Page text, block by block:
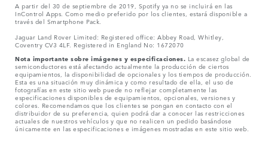
A partir del 30 de septiembre de 2019, Spotify ya no se incluirá en las
InControl Apps. Como medio preferido por los clientes, estará disponible a
través del Smartphone Pack.
Jaguar Land Rover Limited: Registered office: Abbey Road, Whitley,
Coventry CV3 4LF. Registered in England No: 1672070
Nota importante sobre imágenes y especificaciones. La escasez global de
semiconductores está afectando actualmente la producción de ciertos
equipamientos, la disponibilidad de opcionales y los tiempos de producción.
Esta es una situación muy dinámica y como resultado de ella, el uso de
fotografías en este sitio web puede no reflejar completamente las
especificaciones disponibles de equipamientos, opcionales, versiones y
colores. Recomendamos que los clientes se pongan en contacto con el
distribuidor de su preferencia, quien podrá dar a conocer las restricciones
actuales de nuestros vehículos y que no realicen un pedido basándose
únicamente en las especificaciones e imágenes mostradas en este sitio web.